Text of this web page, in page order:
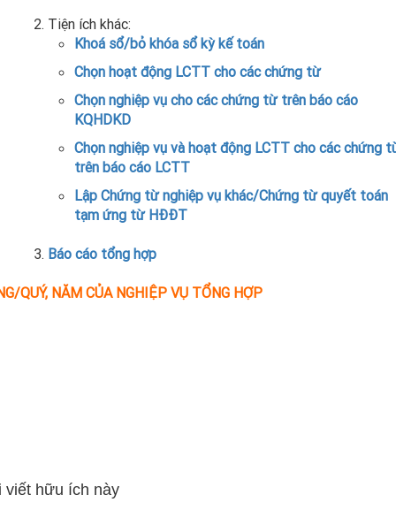
Tiện ích khác:
Khoá sổ/bỏ khóa sổ kỳ kế toán
Chọn hoạt động LCTT cho các chứng từ
Chọn nghiệp vụ cho các chứng từ trên báo cáo
KQHDKD
Chọn nghiệp vụ và hoạt động LCTT cho các chứng
trên báo cáo LCTT
Lập Chứng từ nghiệp vụ khác/Chứng từ quyết toán
tạm ứng từ HĐĐT
Báo cáo tổng hợp
QUÝ, NĂM CỦA NGHIỆP VỤ TỔNG HỢP
viết hữu ích này